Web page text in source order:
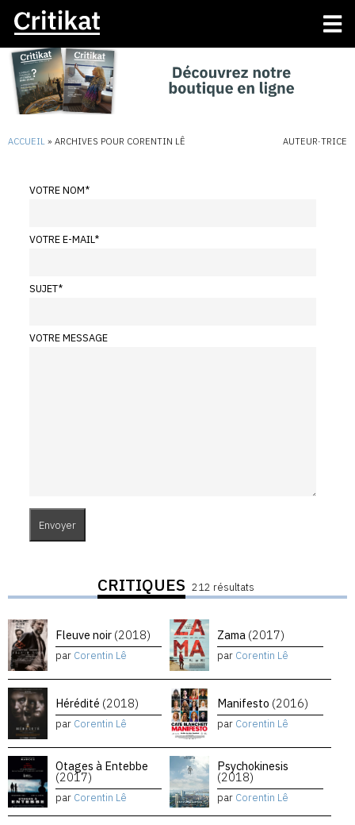
ACCUEIL » ARCHIVES POUR CORENTIN LÊ AUTEUR·TRICE
VOTRE NOM*
VOTRE E-MAIL*
SUJET*
VOTRE MESSAGE
CRITIQUES 212 résultats
Fleuve noir (2018)
par Corentin Lê
Zama (2017)
par Corentin Lê
Hérédité (2018)
par Corentin Lê
Manifesto (2016)
par Corentin Lê
Otages à Entebbe
(2017)
par Corentin Lê
Psychokinesis
(2018)
par Corentin Lê